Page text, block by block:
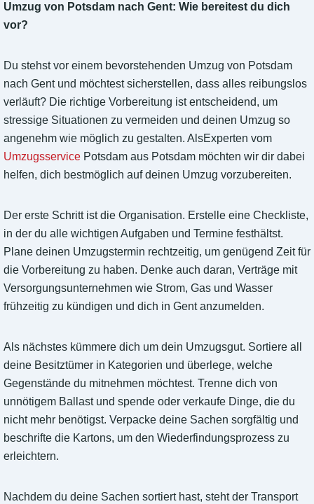
Umzug von Potsdam nach Gent: Wie bereitest du dich
vor?
Du stehst vor einem bevorstehenden Umzug von Potsdam
nach Gent und möchtest sicherstellen, dass alles reibungslos
verläuft? Die richtige Vorbereitung ist entscheidend, um
stressige Situationen zu vermeiden und deinen Umzug so
angenehm wie möglich zu gestalten. AlsExperten vom
Umzugsservice Potsdam aus Potsdam möchten wir dir dabei
helfen, dich bestmöglich auf deinen Umzug vorzubereiten.
Der erste Schritt ist die Organisation. Erstelle eine Checkliste,
in der du alle wichtigen Aufgaben und Termine festhältst.
Plane deinen Umzugstermin rechtzeitig, um genügend Zeit für
die Vorbereitung zu haben. Denke auch daran, Verträge mit
Versorgungsunternehmen wie Strom, Gas und Wasser
frühzeitig zu kündigen und dich in Gent anzumelden.
Als nächstes kümmere dich um dein Umzugsgut. Sortiere all
deine Besitztümer in Kategorien und überlege, welche
Gegenstände du mitnehmen möchtest. Trenne dich von
unnötigem Ballast und spende oder verkaufe Dinge, die du
nicht mehr benötigst. Verpacke deine Sachen sorgfältig und
beschrifte die Kartons, um den Wiederfindungsprozess zu
erleichtern.
Nachdem du deine Sachen sortiert hast, steht der Transport